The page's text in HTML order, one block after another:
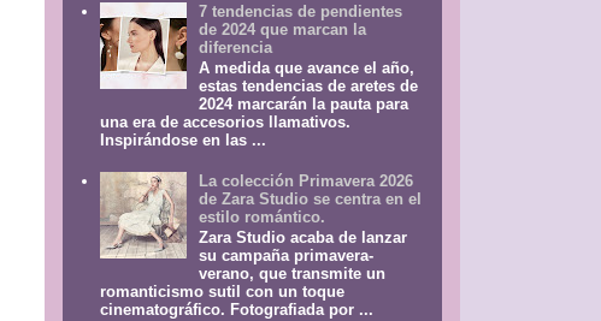
7 tendencias de pendientes
de 2024 que marcan la
diferencia
A medida que avance el año,
estas tendencias de aretes de
2024 marcarán la pauta para
una era de accesorios llamativos.
Inspirándose en las ...
La colección Primavera 2026
de Zara Studio se centra en el
estilo romántico.
Zara Studio acaba de lanzar
su campaña primavera-
verano, que transmite un
romanticismo sutil con un toque
cinematográfico. Fotografiada por ...